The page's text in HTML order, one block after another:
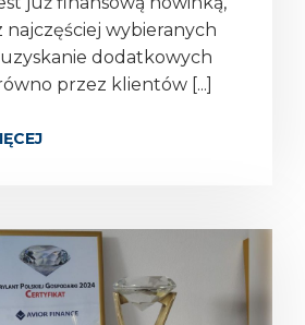
najczęściej wybieranych
dodatkowych
przez klientów [...]